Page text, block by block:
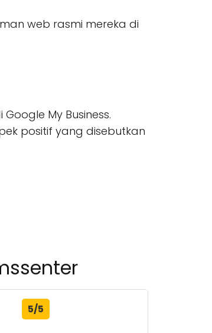
web rasmi mereka di
My Business.
positif yang disebutkan
5/5